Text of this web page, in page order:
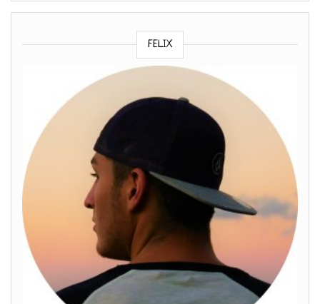
FELIX